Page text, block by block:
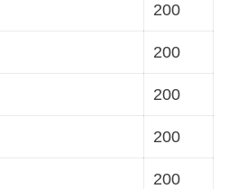
200
200
200
200
200